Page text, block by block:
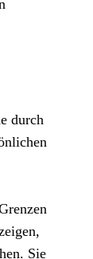
durch
Sie